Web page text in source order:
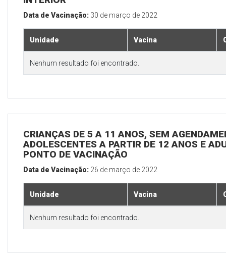
Data de Vacinação: 30 de março de 2022
Unidade Vacina
Nenhum resultado foi encontrado.
CRIANÇAS DE 5 A 11 ANOS, SEM
ADOLESCENTES A PARTIR DE 12 ANOS E
PONTO DE VACINAÇÃO
Data de Vacinação: 26 de março de 2022
Unidade Vacina
Nenhum resultado foi encontrado.